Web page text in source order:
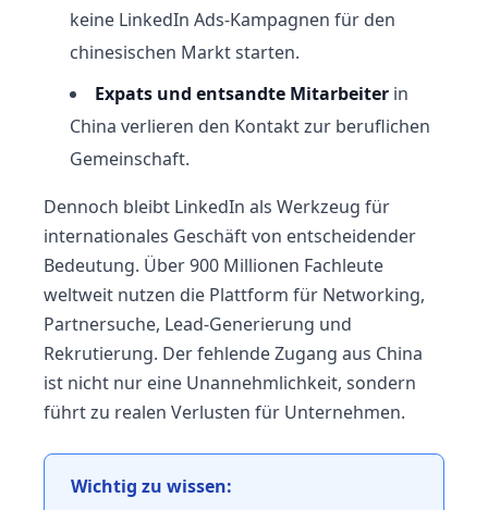
keine LinkedIn Ads-Kampagnen für den
chinesischen Markt starten.
Expats und entsandte Mitarbeiter in
China verlieren den Kontakt zur beruflichen
Gemeinschaft.
Dennoch bleibt LinkedIn als Werkzeug für
internationales Geschäft von entscheidender
Bedeutung. Über 900 Millionen Fachleute
weltweit nutzen die Plattform für Networking,
Partnersuche, Lead-Generierung und
Rekrutierung. Der fehlende Zugang aus China
ist nicht nur eine Unannehmlichkeit, sondern
führt zu realen Verlusten für Unternehmen.
Wichtig zu wissen: